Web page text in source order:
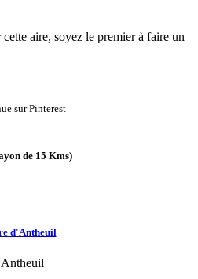
aire, soyez le premier à faire un
sur Pinterest
de 15 Kms)
d'Antheuil
Antheuil